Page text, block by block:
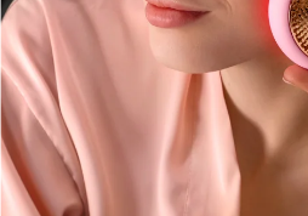
issa™ Teeth Whitening Set
Polski
Svenska
Türkçe
简体中文
發貨國家